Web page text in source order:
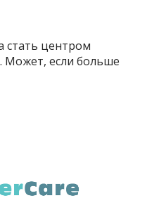
стать центром
Может, если больше